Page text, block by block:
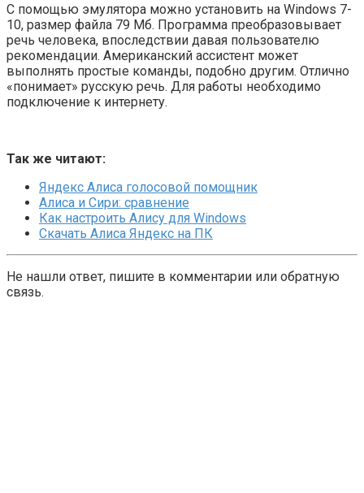
С помощью эмулятора можно установить на Windows 7-
10, размер файла 79 Мб. Программа преобразовывает
речь человека, впоследствии давая пользователю
рекомендации. Американский ассистент может
выполнять простые команды, подобно другим. Отлично
«понимает» русскую речь. Для работы необходимо
подключение к интернету.
Так же читают:
Яндекс Алиса голосовой помощник
Алиса и Сири: сравнение
Как настроить Алису для Windows
Скачать Алиса Яндекс на ПК
Не нашли ответ, пишите в комментарии или обратную
связь.